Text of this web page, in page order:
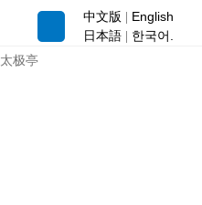
中文版
English
日本語
한국어.
太极亭